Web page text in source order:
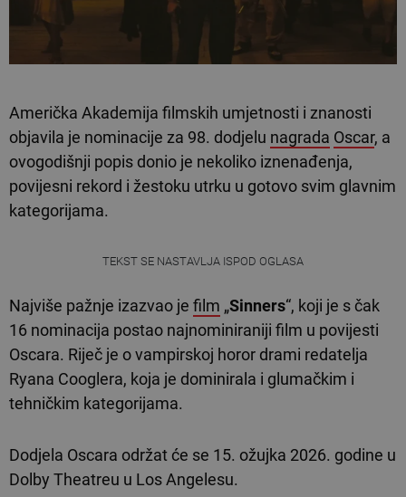
Američka Akademija filmskih umjetnosti i znanosti
objavila je nominacije za 98. dodjelu nagrada Oscar, a
ovogodišnji popis donio je nekoliko iznenađenja,
povijesni rekord i žestoku utrku u gotovo svim glavnim
kategorijama.
TEKST SE NASTAVLJA ISPOD OGLASA
Najviše pažnje izazvao je film „Sinners“, koji je s čak
16 nominacija postao najnominiraniji film u povijesti
Oscara. Riječ je o vampirskoj horor drami redatelja
Ryana Cooglera, koja je dominirala i glumačkim i
tehničkim kategorijama.
Dodjela Oscara održat će se 15. ožujka 2026. godine u
Dolby Theatreu u Los Angelesu.